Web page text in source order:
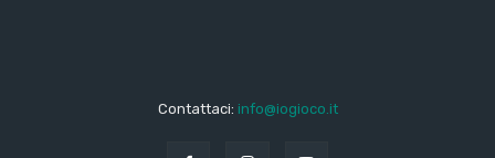
Contattaci: info@iogioco.it